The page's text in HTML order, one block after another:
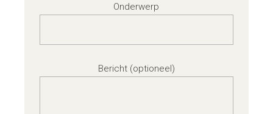
Onderwerp
Bericht (optioneel)